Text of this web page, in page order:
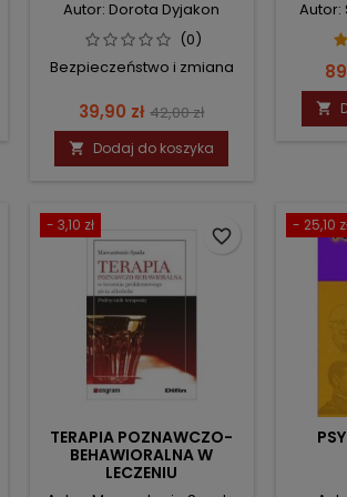
Autor: Dorota Dyjakon
(0)
Bezpieczeństwo i zmiana
Cena
39,90 zł Cena
podstawowa
42,00 zł
 Dodaj do koszyka
Autor:

- 3,10 zł
TERAPIA POZNAWCZO-
BEHAWIORALNA W
LECZENIU
PROBLEMOWEGO PICIA
favorite_border
- 25,10